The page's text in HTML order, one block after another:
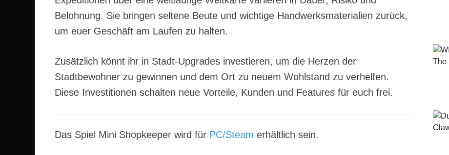
Belohnung. Sie bringen seltene Beute und wichtige Handwerksmaterialien zurück,
um euer Geschäft am Laufen zu halten.
Zusätzlich könnt ihr in Stadt-Upgrades investieren, um die Herzen der
Stadtbewohner zu gewinnen und dem Ort zu neuem Wohlstand zu verhelfen.
Diese Investitionen schalten neue Vorteile, Kunden und Features für euch frei.
Das Spiel Mini Shopkeeper wird für PC/Steam erhältlich sein.